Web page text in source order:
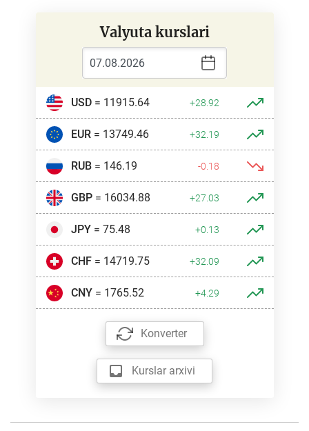
Valyuta kurslari
USD= 11915.64 +28.92
EUR= 13749.46 +32.19
RUB= 146.19 -0.18
GBP= 16034.88 +27.03
JPY= 75.48 +0.13
CHF= 14719.75 +32.09
CNY= 1765.52 +4.29
Konverter
Kurslar arxivi